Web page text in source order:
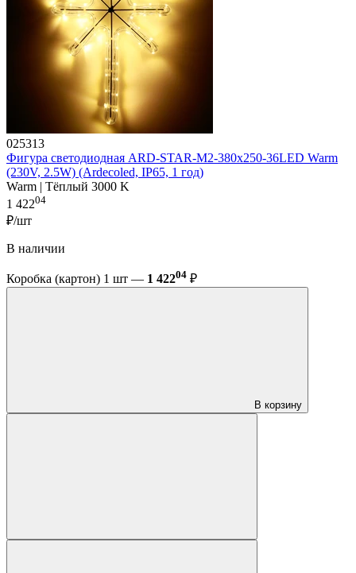
025313
Фигура cветодиодная ARD-STAR-M2-380x250-36LED Warm
(230V, 2.5W) (Ardecoled, IP65, 1 год)
Warm | Тёплый 3000 K
1 42204
₽/шт
В наличии
Коробка (картон) 1 шт — 1 42204 ₽
В корзину